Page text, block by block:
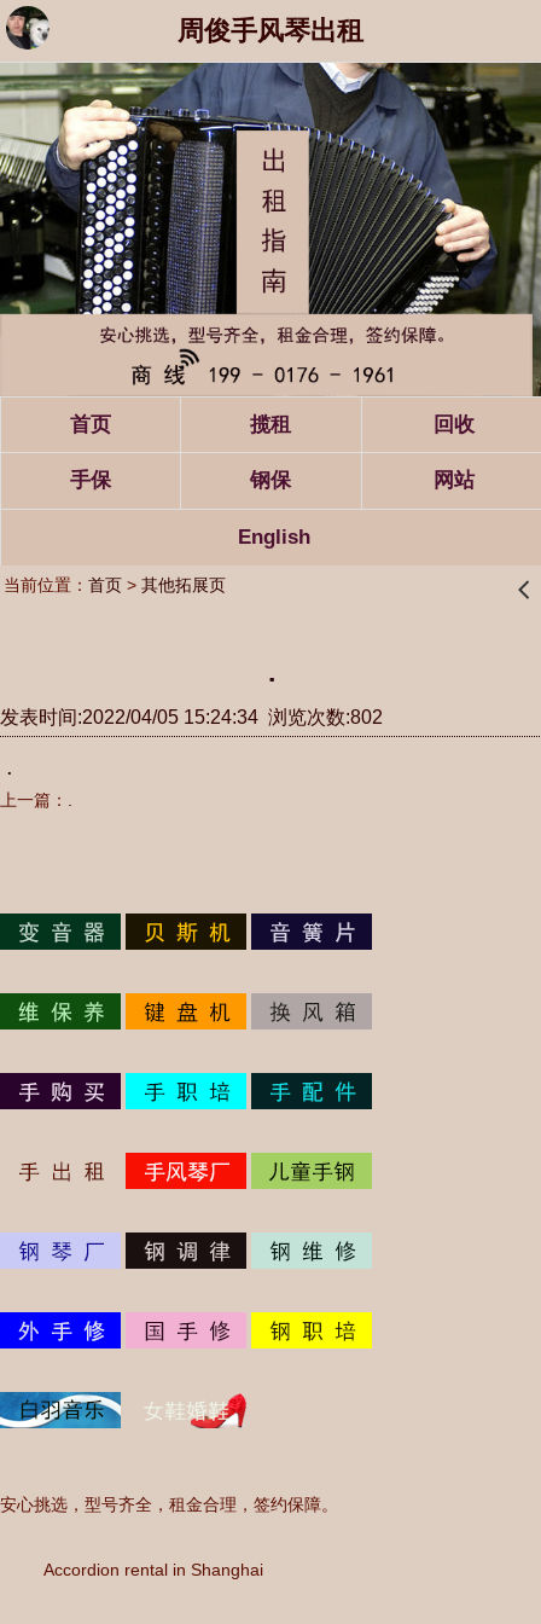
周俊手风琴出租
首页 揽租 回收
手保 钢保 网站
English
当前位置： 首页> 其他拓展页 󰊒
.
发表时间:2022/04/05 15:24:34 浏览次数:802
.
上一篇： .
安心挑选，型号齐全，租金合理，签约保障。
Accordion rental in Shanghai